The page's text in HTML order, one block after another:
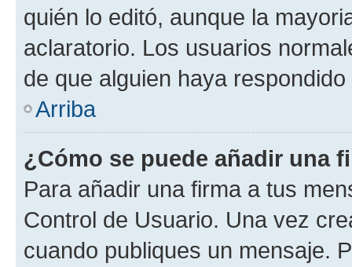
quién lo editó, aunque la
aclaratorio. Los usuarios
de que alguien haya
Arriba
¿Cómo se puede añadir una
Para añadir una firma a tus
Control de Usuario. Una vez
cuando publiques un mensaje.